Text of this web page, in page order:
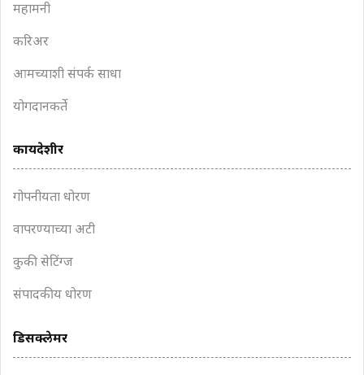
महामनी
करिअर
आमच्याशी संपर्क साधा
योगदानकर्ते
कायदेशीर
गोपनीयता धोरण
वापरण्याच्या अटी
कुकी सेटिंग्ज
संपादकीय धोरण
डिसक्लेमर